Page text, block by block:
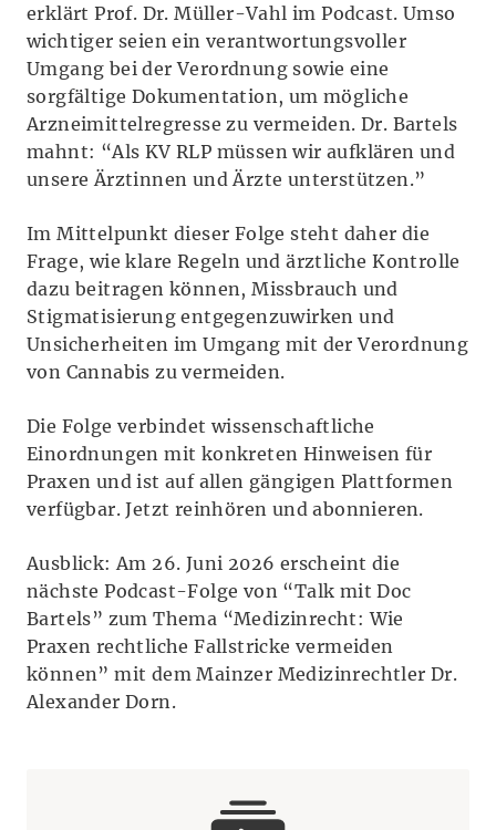
erklärt Prof. Dr. Müller-Vahl im Podcast. Umso
wichtiger seien ein verantwortungsvoller
Umgang bei der Verordnung sowie eine
sorgfältige Dokumentation, um mögliche
Arzneimittelregresse zu vermeiden. Dr. Bartels
mahnt: “Als KV RLP müssen wir aufklären und
unsere Ärztinnen und Ärzte unterstützen.”
Im Mittelpunkt dieser Folge steht daher die
Frage, wie klare Regeln und ärztliche Kontrolle
dazu beitragen können, Missbrauch und
Stigmatisierung entgegenzuwirken und
Unsicherheiten im Umgang mit der Verordnung
von Cannabis zu vermeiden.
Die Folge verbindet wissenschaftliche
Einordnungen mit konkreten Hinweisen für
Praxen und ist auf allen gängigen Plattformen
verfügbar. Jetzt reinhören und abonnieren.
Ausblick: Am 26. Juni 2026 erscheint die
nächste Podcast-Folge von “Talk mit Doc
Bartels” zum Thema “Medizinrecht: Wie
Praxen rechtliche Fallstricke vermeiden
können” mit dem Mainzer Medizinrechtler Dr.
Alexander Dorn.